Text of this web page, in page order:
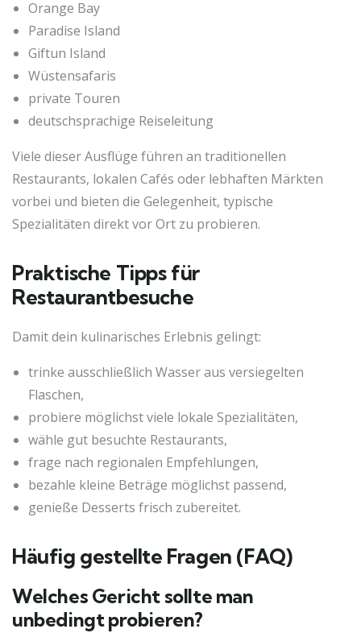
Orange Bay
Paradise Island
Giftun Island
Wüstensafaris
private Touren
deutschsprachige Reiseleitung
Viele dieser Ausflüge führen an traditionellen
Restaurants, lokalen Cafés oder lebhaften Märkten
vorbei und bieten die Gelegenheit, typische
Spezialitäten direkt vor Ort zu probieren.
Praktische Tipps für
Restaurantbesuche
Damit dein kulinarisches Erlebnis gelingt:
trinke ausschließlich Wasser aus versiegelten
Flaschen,
probiere möglichst viele lokale Spezialitäten,
wähle gut besuchte Restaurants,
frage nach regionalen Empfehlungen,
bezahle kleine Beträge möglichst passend,
genieße Desserts frisch zubereitet.
Häufig gestellte Fragen (FAQ)
Welches Gericht sollte man
unbedingt probieren?